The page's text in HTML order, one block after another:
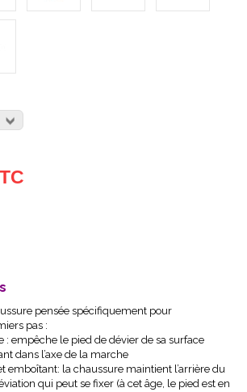
pensée spécifiquement pour
pas :
: empêche le pied de dévier de sa surface
dans l’axe de la marche
emboîtant: la chaussure maintient l’arrière du
qui peut se fixer (à cet âge, le pied est en